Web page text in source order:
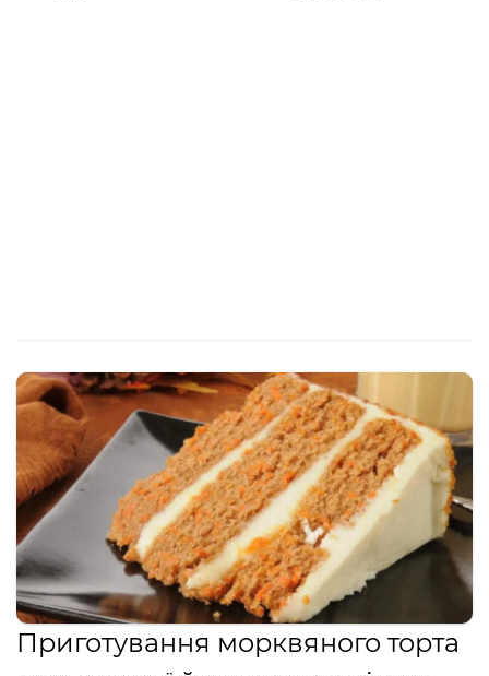
Приготування морквяного торта